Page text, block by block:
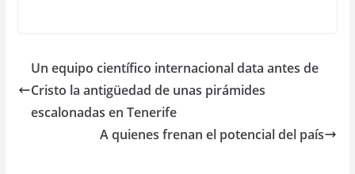
Un equipo científico internacional data antes de
Cristo la antigüedad de unas pirámides
escalonadas en Tenerife
A quienes frenan el potencial del país